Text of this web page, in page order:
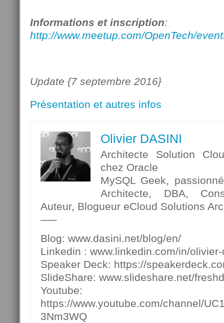
Informations et inscription:
http://www.meetup.com/OpenTech/
Update {7 septembre 2016}
Présentation et autres infos
Olivier DASINI
Architecte Solution
chez Oracle
MySQL Geek,
Architecte, DBA,
Auteur, Blogueur eCloud Solutions
—–
Blog: www.dasini.net/blog/en/
Linkedin : www.linkedin.com/in/
Speaker Deck: https://
SlideShare: www.slideshare.net/
Youtube:
https://www.youtube.com/channel/
3Nm3WQ